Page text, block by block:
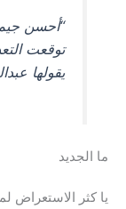
“أحسن جيم
توقعت
يقولها
ما الجديد
يا كثر الاستعراض